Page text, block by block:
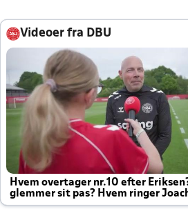
Videoer fra DBU
Hvem overtager nr.10 efter
glemmer sit pas? Hvem ringer
altid til efter kampe?